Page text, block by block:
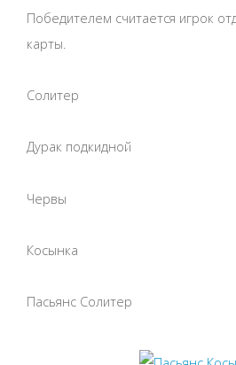
Победителем считается игрок
карты.
Солитер
Дурак подкидной
Червы
Косынка
Пасьянс Солитер